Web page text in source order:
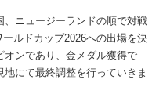
ニュージーランドの順で対戦
ルドカップ2026への出場を決
ンであり、金メダル獲得で
にて最終調整を行っていきま